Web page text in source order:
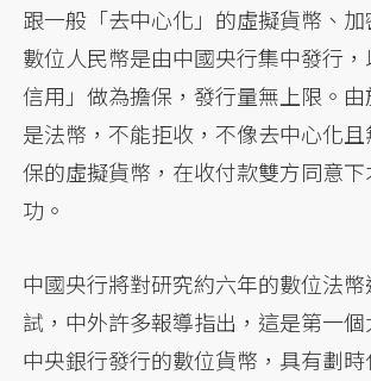
跟一般「去中心化」的虛擬貨幣、加
數位人民幣是由中國央行集中發行
信用」做為擔保，發行量無上限。
是法幣，不能拒收，不像去中心化
保的虛擬貨幣，在收付款雙方同意
功。
中國央行將對研究約六年的數位法
試，中外許多報導指出，這是第一
中央銀行發行的數位貨幣，具有劃